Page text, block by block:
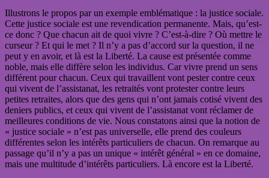
Illustrons le propos par un exemple emblématique : la justice sociale.
Cette justice sociale est une revendication permanente. Mais, qu’est-
ce donc ? Que chacun ait de quoi vivre ? C’est-à-dire ? Où mettre le
curseur ? Et qui le met ? Il n’y a pas d’accord sur la question, il ne
peut y en avoir, et là est la Liberté. La cause est présentée comme
noble, mais elle diffère selon les individus. Car vivre prend un sens
différent pour chacun. Ceux qui travaillent vont pester contre ceux
qui vivent de l’assistanat, les retraités vont protester contre leurs
petites retraites, alors que des gens qui n’ont jamais cotisé vivent des
deniers publics, et ceux qui vivent de l’assistanat vont réclamer de
meilleures conditions de vie. Nous constatons ainsi que la notion de
« justice sociale » n’est pas universelle, elle prend des couleurs
différentes selon les intérêts particuliers de chacun. On remarque au
passage qu’il n’y a pas un unique « intérêt général » en ce domaine,
mais une multitude d’intérêts particuliers. Là encore est la Liberté.